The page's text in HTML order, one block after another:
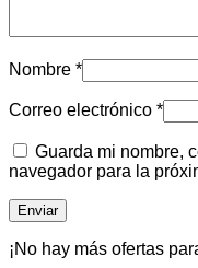
Nombre *
Correo electrónico *
Guarda mi nombre,
navegador para la
¡No hay más ofertas